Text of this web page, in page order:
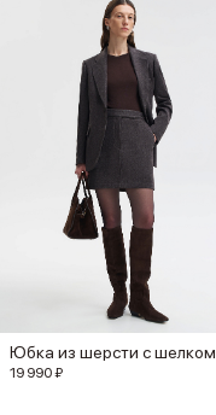
Юбка из шерсти с шелком
19 990 ₽